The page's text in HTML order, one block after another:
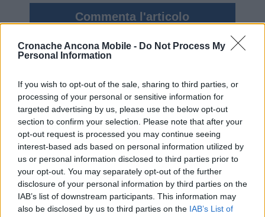
Cronache Ancona Mobile - Do Not Process My
Personal Information
If you wish to opt-out of the sale, sharing to third parties, or
processing of your personal or sensitive information for
targeted advertising by us, please use the below opt-out
section to confirm your selection. Please note that after your
opt-out request is processed you may continue seeing
interest-based ads based on personal information utilized by
us or personal information disclosed to third parties prior to
your opt-out. You may separately opt-out of the further
disclosure of your personal information by third parties on the
IAB’s list of downstream participants. This information may
also be disclosed by us to third parties on the IAB’s List of
Commenta l'articolo
Gli articoli più letti
buio:orrore all’asilo, arrestate due educatrici
10 Lug-Luigia Fortunato,l’ennesimo femminicidio:
prima la lite, poi la furia col coltello
10 Lug-Femminicidio a Loreto.Donna uccisa a
coltellate.Fermato il compagno: “L’ho ammazzata”
(Foto-Video)
26 Lug-Scontro tra auto e moto a Numana:
gravissimo un centauro in eliambulanza a Torrette
24 Lug- Maltrattamenti all’asilo, parla il sindaco: